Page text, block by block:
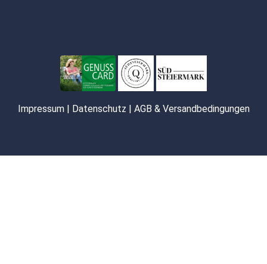
Impressum| Datenschutz | AGB & Versandbedingungen